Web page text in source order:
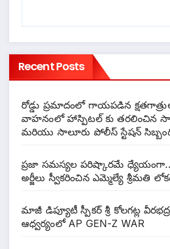
Recent Posts
రోడ్డు ప్రమాదంలో గాయపడిన
వాహనంలో హాస్పిటల్ కు తరలించిన
మరియు సాలూరు పోలీస్ స్టేషన్
ప్రజా సమస్యల పరిష్కారమే ధ్యేయంగా…
అర్జీలు స్వీకరించిన ఎమ్మెల్యే శ్రీమతి
మాజీ డిప్యూటీ స్పీకర్ శ్రీ కోలగట్ల
ఆధ్వర్యంలో AP GEN-Z WAR